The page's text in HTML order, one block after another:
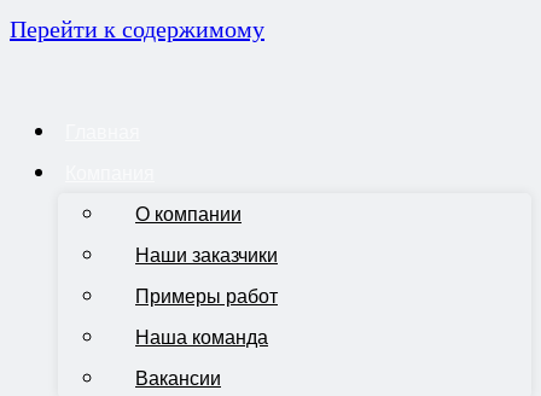
Перейти к содержимому
О компании
Наши заказчики
Примеры работ
Наша команда
Вакансии